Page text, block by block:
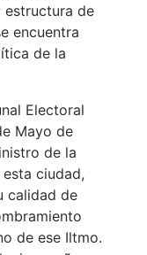
estructura de
encuentra
de la
Electoral
Mayo de
de la
ciudad,
calidad de
de ese Iltmo.